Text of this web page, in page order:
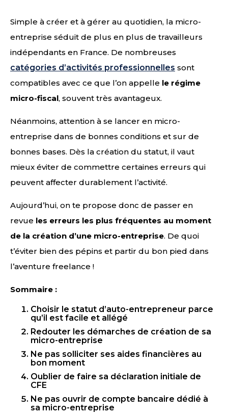
Simple à créer et à gérer au quotidien, la micro-
entreprise séduit de plus en plus de travailleurs
indépendants en France. De nombreuses
catégories d’activités professionnelles sont
compatibles avec ce que l’on appelle le régime
micro-fiscal, souvent très avantageux.
Néanmoins, attention à se lancer en micro-
entreprise dans de bonnes conditions et sur de
bonnes bases. Dès la création du statut, il vaut
mieux éviter de commettre certaines erreurs qui
peuvent affecter durablement l’activité.
Aujourd’hui, on te propose donc de passer en
revue les erreurs les plus fréquentes au moment
de la création d’une micro-entreprise. De quoi
t’éviter bien des pépins et partir du bon pied dans
l’aventure freelance !
Sommaire :
Choisir le statut d’auto-entrepreneur parce
qu’il est facile et allégé
Redouter les démarches de création de sa
micro-entreprise
Ne pas solliciter ses aides financières au
bon moment
Oublier de faire sa déclaration initiale de
CFE
Ne pas ouvrir de compte bancaire dédié à
sa micro-entreprise